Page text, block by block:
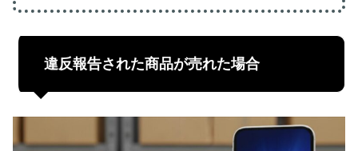
違反報告された商品が売れた場合